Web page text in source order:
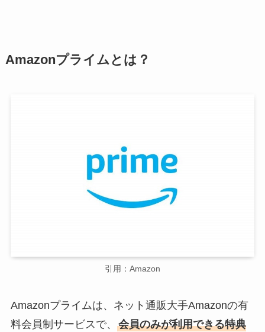
Amazonプライムとは？
引用：Amazon
Amazonプライムは、ネット通販大手Amazonの有
料会員制サービスで、 会員のみが利用できる特典